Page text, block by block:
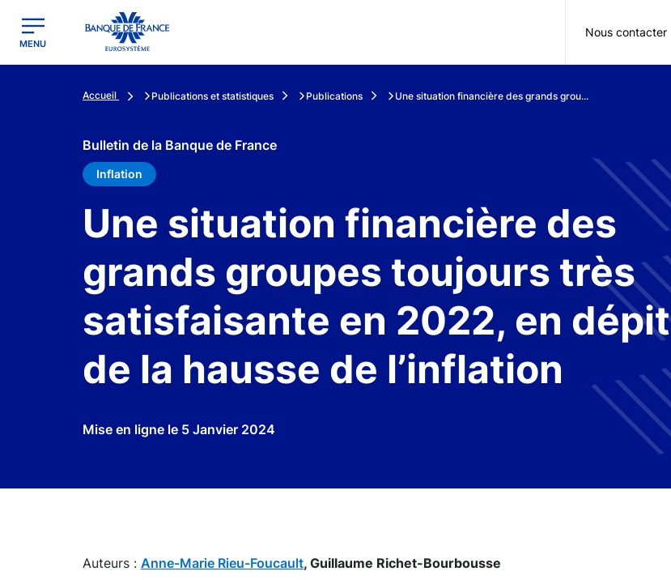
Banque de France - Menu Principal
MENU
Nous contacter
Accueil Publications et statistiques Publications Une situation financière des grands grou...
Bulletin de la Banque de France
Inflation
Une situation financière des
grands groupes toujours très
satisfaisante en 2022, en dépit
de la hausse de l’inflation
Mise en ligne le 5 Janvier 2024
Auteurs : Anne-Marie Rieu-Foucault, Guillaume Richet-Bourbousse